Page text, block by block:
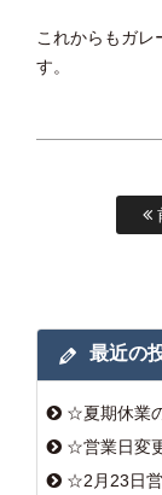
これからもガレ
す。
最近の
☆夏期休業
☆営業日変
☆2月23日